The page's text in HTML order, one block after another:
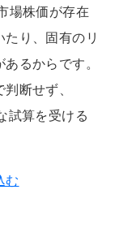
場株価が存在
り、固有のリ
るからです。
断せず、
試算を受ける
む